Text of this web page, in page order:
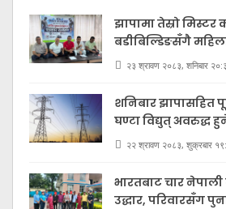
झापामा तेस्रो
बडीबिल्डिङसँगै
२३ श्रावण २०८३, शनिबार
शनिबार झापासहित
घण्टा विद्युत् अवरुद्ध
२२ श्रावण २०८३, शुक्रबार
भारतबाट चार
उद्धार, परिवारसँग